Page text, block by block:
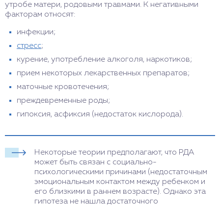
утробе матери, родовыми травмами. К негативными
факторам относят:
инфекции;
стресс;
курение, употребление алкоголя, наркотиков;
прием некоторых лекарственных препаратов;
маточные кровотечения;
преждевременные роды;
гипоксия, асфиксия (недостаток кислорода).
Некоторые теории предполагают, что РДА
может быть связан с социально-
психологическими причинами (недостаточным
эмоциональным контактом между ребенком и
его близкими в раннем возрасте). Однако эта
гипотеза не нашла достаточного